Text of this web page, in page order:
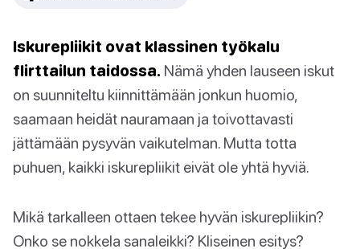
Iskurepliikit ovat klassinen työkalu
flirttailun taidossa. Nämä yhden lauseen iskut
on suunniteltu kiinnittämään jonkun huomio,
saamaan heidät nauramaan ja toivottavasti
jättämään pysyvän vaikutelman. Mutta totta
puhuen, kaikki iskurepliikit eivät ole yhtä hyviä.
Mikä tarkalleen ottaen tekee hyvän iskurepliikin?
Onko se nokkela sanaleikki? Kliseinen esitys?